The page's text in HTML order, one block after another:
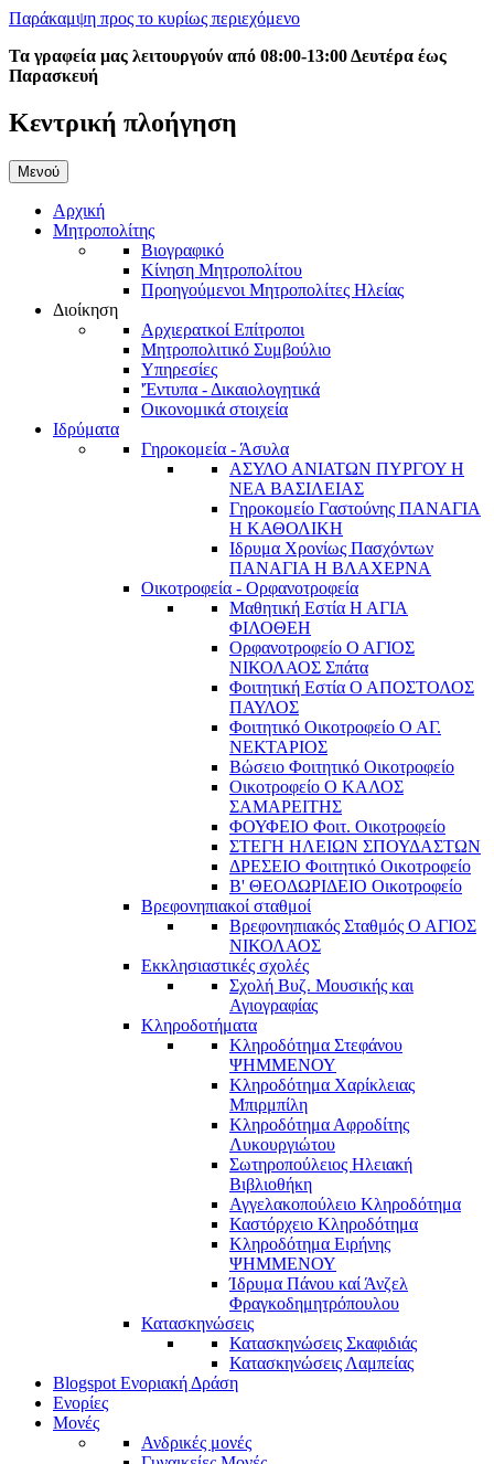
Παράκαμψη προς το κυρίως περιεχόμενο
Τα γραφεία μας λειτουργούν από 08:00-13:00 Δευτέρα έως
Παρασκευή
Κεντρική πλοήγηση
Μενού
Αρχική
Μητροπολίτης
Βιογραφικό
Κίνηση Μητροπολίτου
Προηγούμενοι Μητροπολίτες Ηλείας
Διοίκηση
Αρχιερατκοί Επίτροποι
Μητροπολιτικό Συμβούλιο
Υπηρεσίες
'Έντυπα - Δικαιολογητικά
Οικονομικά στοιχεία
Ιδρύματα
Γηροκομεία - Άσυλα
ΑΣΥΛΟ ΑΝΙΑΤΩΝ ΠΥΡΓΟΥ Η
ΝΕΑ ΒΑΣΙΛΕΙΑΣ
Γηροκομείο Γαστούνης ΠΑΝΑΓΙΑ
Η ΚΑΘΟΛΙΚΗ
Ιδρυμα Χρονίως Πασχόντων
ΠΑΝΑΓΙΑ Η ΒΛΑΧΕΡΝΑ
Οικοτροφεία - Ορφανοτροφεία
Μαθητική Εστία Η ΑΓΙΑ
ΦΙΛΟΘΕΗ
Ορφανοτροφείο Ο ΑΓΙΟΣ
ΝΙΚΟΛΑΟΣ Σπάτα
Φοιτητική Εστία Ο ΑΠΟΣΤΟΛΟΣ
ΠΑΥΛΟΣ
Φοιτητικό Οικοτροφείο Ο ΑΓ.
ΝΕΚΤΑΡΙΟΣ
Βώσειο Φοιτητικό Οικοτροφείο
Οικοτροφείο Ο ΚΑΛΟΣ
ΣΑΜΑΡΕΙΤΗΣ
ΦΟΥΦΕΙΟ Φοιτ. Οικοτροφείο
ΣΤΕΓΗ ΗΛΕΙΩΝ ΣΠΟΥΔΑΣΤΩΝ
ΔΡΕΣΕΙΟ Φοιτητικό Οικοτροφείο
Β' ΘΕΟΔΩΡΙΔΕΙΟ Οικοτροφείο
Βρεφονηπιακοί σταθμοί
Βρεφονηπιακός Σταθμός Ο ΑΓΙΟΣ
ΝΙΚΟΛΑΟΣ
Εκκλησιαστικές σχολές
Σχολή Βυζ. Μουσικής και
Αγιογραφίας
Κληροδοτήματα
Κληροδότημα Στεφάνου
ΨΗΜΜΕΝΟΥ
Κληροδότημα Χαρίκλειας
Μπιρμπίλη
Κληροδότημα Αφροδίτης
Λυκουργιώτου
Σωτηροπούλειος Ηλειακή
Βιβλιοθήκη
Αγγελακοπούλειο Κληροδότημα
Καστόρχειο Κληροδότημα
Κληροδότημα Ειρήνης
ΨΗΜΜΕΝΟΥ
Ίδρυμα Πάνου καί Άνζελ
Φραγκοδημητρόπουλου
Κατασκηνώσεις
Κατασκηνώσεις Σκαφιδιάς
Κατασκηνώσεις Λαμπείας
Blogspot Ενοριακή Δράση
Ενορίες
Μονές
Ανδρικές μονές